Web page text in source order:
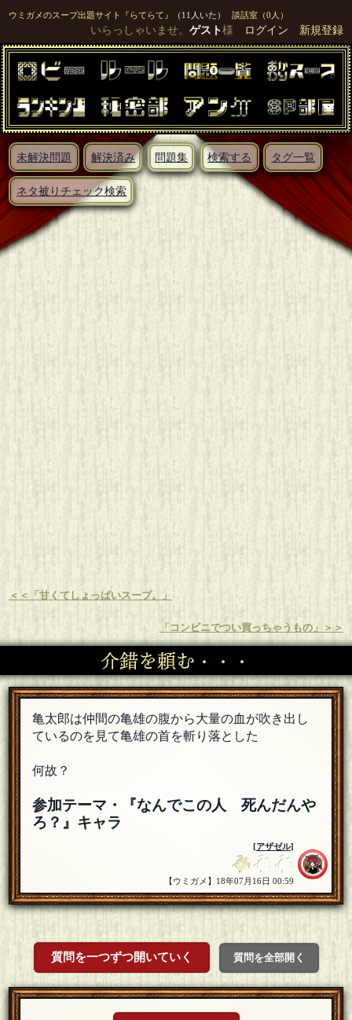
ウミガメのスープ出題サイト『らてらて』 （11人いた） 談話室（0人）
いらっしゃいませ。 ゲスト様 ログイン 新規登録
未解決問題 解決済み 問題集 検索する タグ一覧
ネタ被りチェック検索
＜＜「甘くてしょっぱいスープ。」
「コンビニでつい買っちゃうもの」＞＞
介錯を頼む・・・
亀太郎は仲間の亀雄の腹から大量の血が吹き出し
ているのを見て亀雄の首を斬り落とした
何故？
参加テーマ・『なんでこの人 死んだんや
ろ？』キャラ
[アザゼル]
【ウミガメ】18年07月16日 00:59
質問を一つずつ開いていく 質問を全部開く